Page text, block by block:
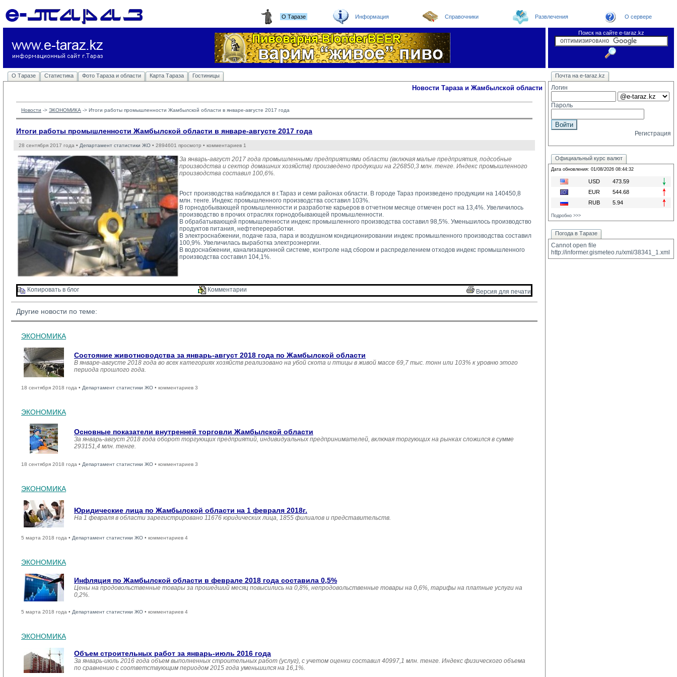
О Таразе Информация Справочники Развлечения О сервере
Поиск на сайте e-taraz.kz
О Таразе Статистика Фото Тараза и области Карта Тараза Гостиницы Новости Погода в Таразе
Телефоный справочник
Видеоконференция
Новости e-taraz
Новости Тараза и Жамбылской области
Новости -> ЭКОНОМИКА -> Итоги работы промышленности Жамбылской области в январе-августе 2017 года
Итоги работы промышленности Жамбылской области в январе-августе 2017 года
28 сентября 2017 года • Департамент статистики ЖО • 2894601 просмотр • комментариев 1
За январь-август 2017 года промышленными предприятиями области (включая малые предприятия, подсобные
производства и сектор домашних хозяйств) произведено продукции на 226850,3 млн. тенге. Индекс промышленного
производства составил 100,6%.
Рост производства наблюдался в г.Тараз и семи районах области. В городе Тараз произведено продукции на 140450,8
млн. тенге. Индекс промышленного производства составил 103%.
В горнодобывающей промышленности и разработке карьеров в отчетном месяце отмечен рост на 13,4%. Увеличилось
производство в прочих отраслях горнодобывающей промышленности.
В обрабатывающей промышленности индекс промышленного производства составил 98,5%. Уменьшилось производство
продуктов питания, нефтепереработки.
В электроснабжении, подаче газа, пара и воздушном кондиционировании индекс промышленного производства составил
100,9%. Увеличилась выработка электроэнергии.
В водоснабжении, канализационной системе, контроле над сбором и распределением отходов индекс промышленного
производства составил 104,1%.
Копировать в блог Комментарии Версия для печати
Другие новости по теме:
ЭКОНОМИКА
Состояние животноводства за январь-август 2018 года по Жамбылской области
В январе-августе 2018 года во всех категориях хозяйств реализовано на убой скота и птицы в живой массе 69,7 тыс. тонн или 103% к уровню этого
периода прошлого года.
18 сентября 2018 года • Департамент статистики ЖО • комментариев 3
ЭКОНОМИКА
Основные показатели внутренней торговли Жамбылской области
За январь-август 2018 года оборот торгующих предприятий, индивидуальных предпринимателей, включая торгующих на рынках сложился в сумме
293151,4 млн. тенге.
18 сентября 2018 года • Департамент статистики ЖО • комментариев 3
ЭКОНОМИКА
Юридические лица по Жамбылской области на 1 февраля 2018г.
На 1 февраля в области зарегистрировано 11676 юридических лица, 1855 филиалов и представительств.
5 марта 2018 года • Департамент статистики ЖО • комментариев 4
ЭКОНОМИКА
Инфляция по Жамбылской области в феврале 2018 года составила 0,5%
Цены на продовольственные товары за прошедший месяц повысились на 0,8%, непродовольственные товары на 0,6%, тарифы на платные услуги на
0,2%.
5 марта 2018 года • Департамент статистики ЖО • комментариев 4
ЭКОНОМИКА
Объем строительных работ за январь-июль 2016 года
За январь-июль 2016 года объем выполненных строительных работ (услуг), с учетом оценки составил 40997,1 млн. тенге. Индекс физического объема
по сравнению с соответствующим периодом 2015 года уменьшился на 16,1%.
Почта на e-taraz.kz
Логин
Пароль
Регистрация
Официальный курс валют
Дата обновления: 01/08/2026 08:44:32
USD
473.59
EUR
544.68
RUB
5.94
Подробно >>>
Погода в Таразе
Cannot open file
http://informer.gismeteo.ru/xml/38341_1.xml